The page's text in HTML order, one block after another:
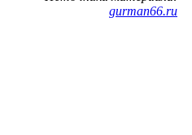
gurman66.ru